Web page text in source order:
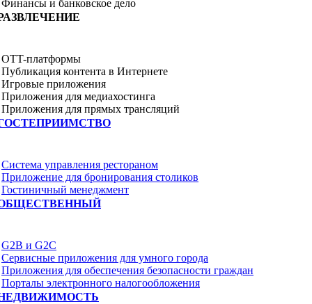
Финансы и банковское дело
OTT-платформы
Публикация контента в Интернете
Игровые приложения
Приложения для медиахостинга
Приложения для прямых трансляций
Система управления рестораном
Приложение для бронирования столиков
Гостиничный менеджмент
G2B и G2C
Сервисные приложения для умного города
Приложения для обеспечения безопасности граждан
Порталы электронного налогообложения